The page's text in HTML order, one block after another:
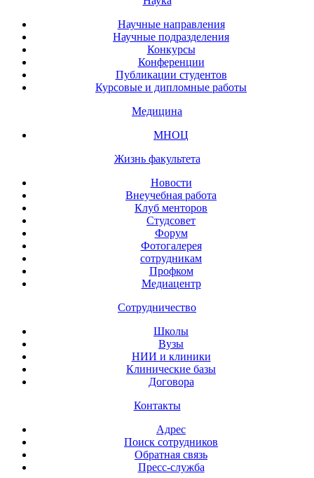
Научные направления
Научные подразделения
Конкурсы
Конференции
Публикации студентов
Курсовые и дипломные работы
Медицина
МНОЦ
Жизнь факультета
Новости
Внеучебная работа
Клуб менторов
Студсовет
Форум
Фотогалерея
сотрудникам
Профком
Медиацентр
Сотрудничество
Школы
Вузы
НИИ и клиники
Клинические базы
Договора
Контакты
Адрес
Поиск сотрудников
Обратная связь
Пресс-служба